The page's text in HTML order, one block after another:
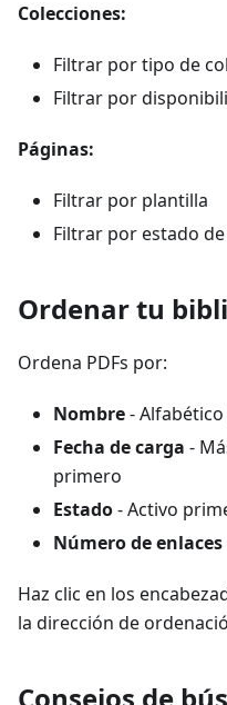
Colecciones:
Filtrar por tipo de
Filtrar por
Páginas:
Filtrar por plantilla
Filtrar por estado
Ordenar tu
Ordena PDFs por:
Nombre- Alfabético
Fecha de carga -
primero
Estado- Activo
Número de enlaces
Haz clic en los
la dirección de